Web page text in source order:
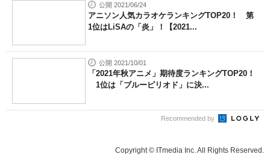
公開 2021/06/24
アニソン人気カラオケランキングTOP20！ 第
1位はLiSAの「炎」！【2021...
公開 2021/10/01
「2021年秋アニメ」期待度ランキングTOP20！
1位は「ブルーピリオド」に決...
Recommended by
Copyright © ITmedia Inc. All Rights Reserved.